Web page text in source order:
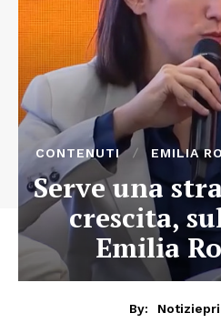
CONTENUTI EMILIA
Serve una
crescita,
Emilia
By: